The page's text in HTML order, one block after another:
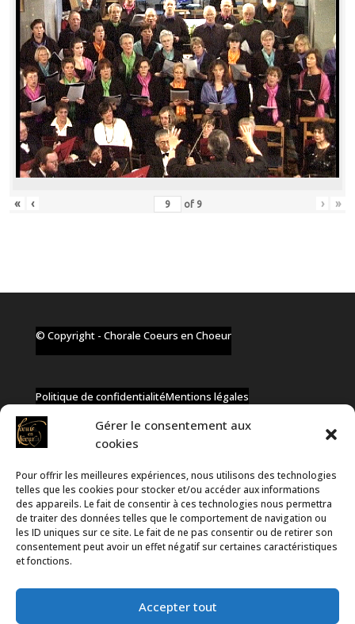
Gérer le consentement aux
cookies
Pour offrir les meilleures expériences, nous utilisons des technologies
telles que les cookies pour stocker et/ou accéder aux informations
des appareils. Le fait de consentir à ces technologies nous permettra
de traiter des données telles que le comportement de navigation ou
les ID uniques sur ce site. Le fait de ne pas consentir ou de retirer son
consentement peut avoir un effet négatif sur certaines caractéristiques
et fonctions.
Accepter tout
« ‹ of 9 › »
© Copyright - Chorale Coeurs en Choeur
Politique de confidentialitéMentions légales
✆ +32 477 91 58 46
✉ infos@coeurs-en-choeur.be
Toute proposition de partenariat en développement sera